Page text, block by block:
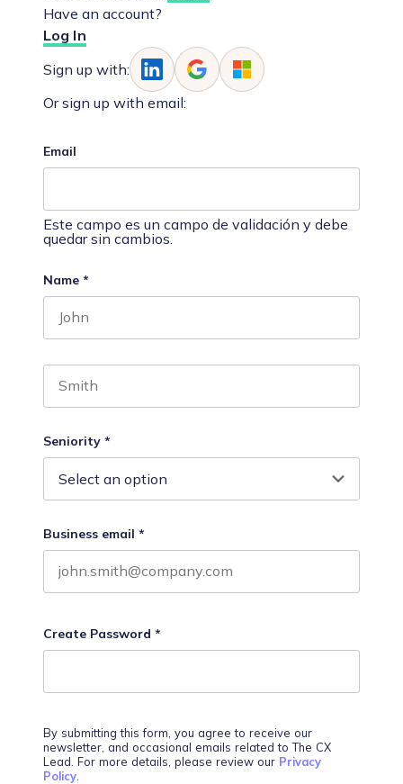
Have an account?
Log In
Sign up with:
Or sign up with email:
Email
Este campo es un campo de validación y debe
quedar sin cambios.
Name *
Seniority *
Business email *
Create Password *
By submitting this form, you agree to receive our
newsletter, and occasional emails related to The CX
Lead. For more details, please review our Privacy
Policy.